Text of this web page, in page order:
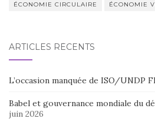
ÉCONOMIE CIRCULAIRE ÉCONOMIE
ARTICLES RÉCENTS
L’occasion manquée de ISO/UNDP
Babel et gouvernance mondiale du
juin 2026